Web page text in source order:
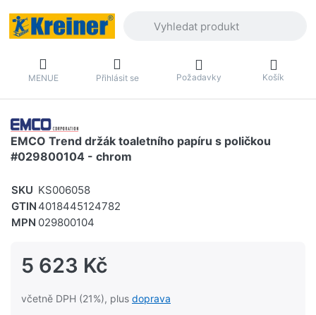
MENUE Přihlásit se Požadavky Košík
EMCO Trend držák toaletního papíru s poličkou
#029800104 - chrom
SKU KS006058
GTIN 4018445124782
MPN 029800104
5 623 Kč
včetně DPH (21%), plus doprava